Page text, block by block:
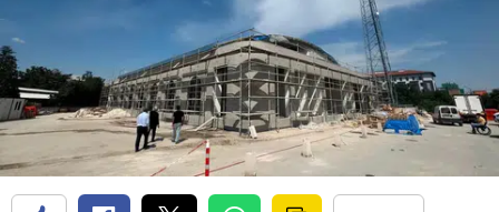
Burdur
Bursa
Çanakkale
Çankırı
Çorum